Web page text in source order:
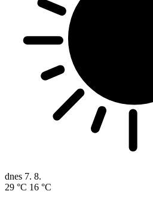
dnes 7. 8.
29 °C 16 °C